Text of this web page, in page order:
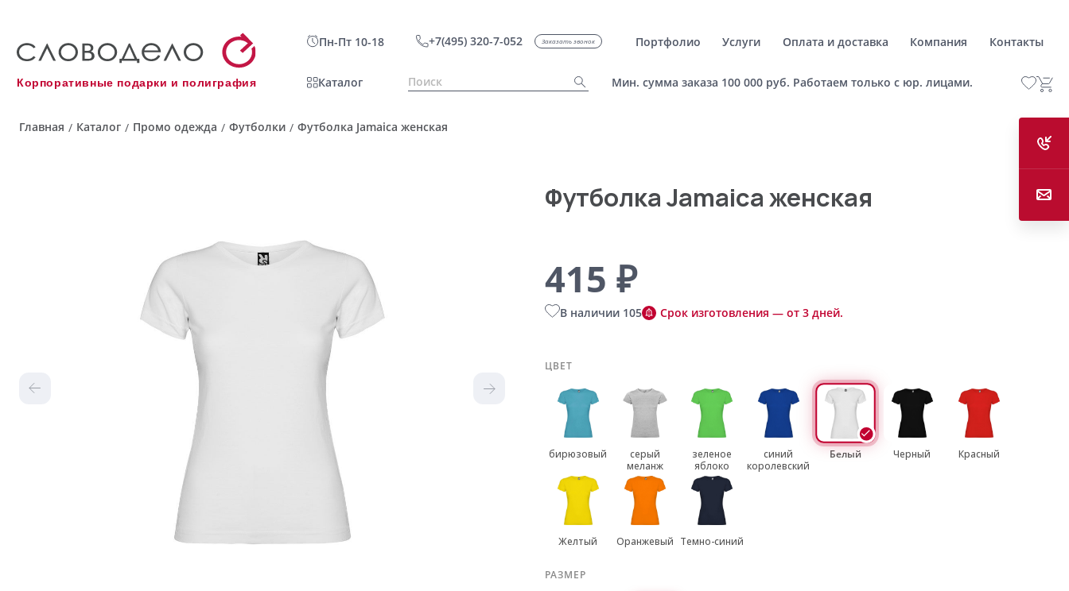
Корпоративные подарки и полиграфия
Пн-Пт 10-18 +7(495) 320-7-052 Заказать звонок Портфолио Услуги Оплата и доставка Компания Контакты
Каталог Мин. сумма заказа 100 000 руб. Работаем только с юр. лицами.
Главная / Каталог / Промо одежда / Футболки / Футболка Jamaica женская
Футболка Jamaica женская
415 ₽
В наличии 105 Срок изготовления — от 3 дней.
ЦВЕТ
бирюзовый
серый
меланж
зеленое
яблоко
синий
королевский
Белый Черный Красный
Желтый Оранжевый Темно-синий
РАЗМЕР